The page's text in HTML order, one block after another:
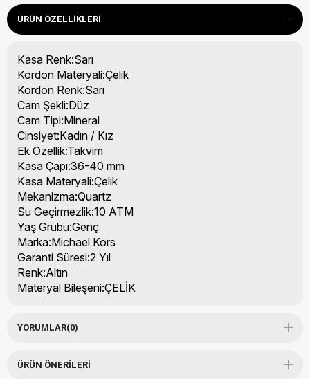
ÜRÜN ÖZELLIKLERI
Kasa Renk:Sarı
Kordon Materyali:Çelik
Kordon Renk:Sarı
Cam Şekli:Düz
Cam Tipi:Mineral
Cinsiyet:Kadın / Kız
Ek Özellik:Takvim
Kasa Çapı:36-40 mm
Kasa Materyali:Çelik
Mekanizma:Quartz
Su Geçirmezlik:10 ATM
Yaş Grubu:Genç
Marka:Michael Kors
Garanti Süresi:2 Yıl
Renk:Altın
Materyal Bileşeni:ÇELİK
YORUMLAR(0)
ÜRÜN ÖNERILERI